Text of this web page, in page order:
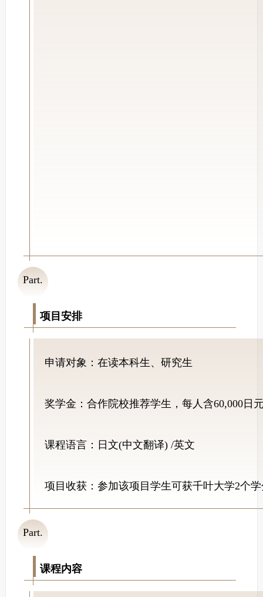
Part.
02
项目安排
申请对象：在读本科生、研究生
奖学金：合作院校推荐学生，每人含60,000日
课程语言：日文(中文翻译) /英文
项目收获：参加该项目学生可获千叶大学2个
Part.
03
课程内容